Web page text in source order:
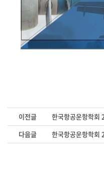
이전글
한국항공운항학회
다음글
한국항공운항학회